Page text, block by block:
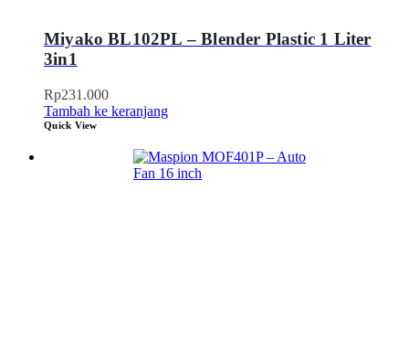
Miyako BL102PL – Blender Plastic 1 Liter
3in1
Rp231.000
Tambah ke keranjang
Quick View